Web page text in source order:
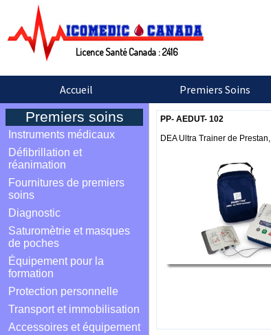
Licence Santé Canada : 2416
Accueil Premiers Soins
Premiers soins
Instruments médicaux
Défibrillation et
réanimation
Fournitures de premiers
soins
Diagnostic
Saturomètrie et masques
de poches
Équipement pour la
formation
Protection personnelle
Transport et immobilisation
Accessoires et équipement
PP- AEDUT- 102
DEA Ultra Trainer de Prestan,